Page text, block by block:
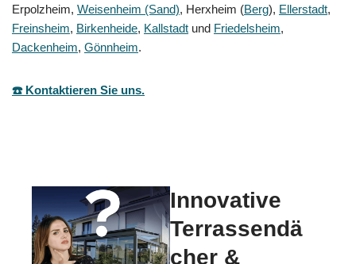
Erpolzheim, Weisenheim (Sand), Herxheim (Berg), Ellerstadt,
Freinsheim, Birkenheide, Kallstadt und Friedelsheim,
Dackenheim, Gönnheim.
☎️ Kontaktieren Sie uns.
Innovative
Terrassendä
cher &